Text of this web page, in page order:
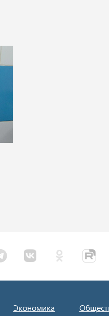
Экономика